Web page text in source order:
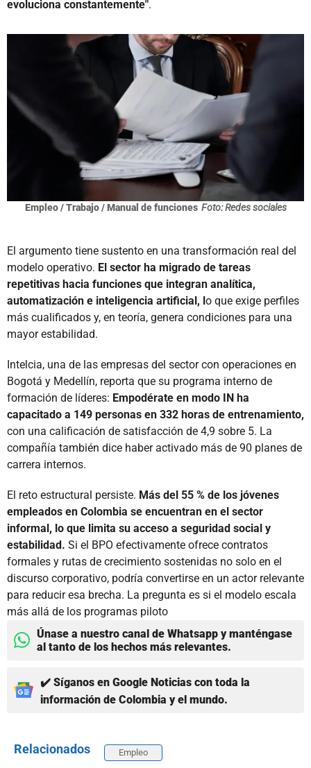
evoluciona constantemente".
Empleo / Trabajo / Manual de funciones Foto: Redes sociales
El argumento tiene sustento en una transformación real del
modelo operativo. El sector ha migrado de tareas
repetitivas hacia funciones que integran analítica,
automatización e inteligencia artificial, lo que exige perfiles
más cualificados y, en teoría, genera condiciones para una
mayor estabilidad.
Intelcia, una de las empresas del sector con operaciones en
Bogotá y Medellín, reporta que su programa interno de
formación de líderes: Empodérate en modo IN ha
capacitado a 149 personas en 332 horas de entrenamiento,
con una calificación de satisfacción de 4,9 sobre 5. La
compañía también dice haber activado más de 90 planes de
carrera internos.
El reto estructural persiste. Más del 55 % de los jóvenes
empleados en Colombia se encuentran en el sector
informal, lo que limita su acceso a seguridad social y
estabilidad. Si el BPO efectivamente ofrece contratos
formales y rutas de crecimiento sostenidas no solo en el
discurso corporativo, podría convertirse en un actor relevante
para reducir esa brecha. La pregunta es si el modelo escala
más allá de los programas piloto
Únase a nuestro canal de Whatsapp y manténgase
al tanto de los hechos más relevantes.
✔️ Síganos en Google Noticias con toda la
información de Colombia y el mundo.
Relacionados Empleo